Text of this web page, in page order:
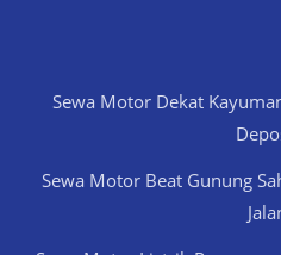
Sewa Motor Dekat
Sewa Motor Beat Gunung